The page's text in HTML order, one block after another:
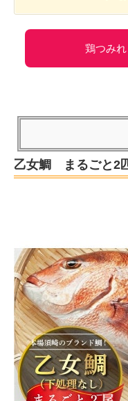
鶏つみ
乙女鯛 まるごと2